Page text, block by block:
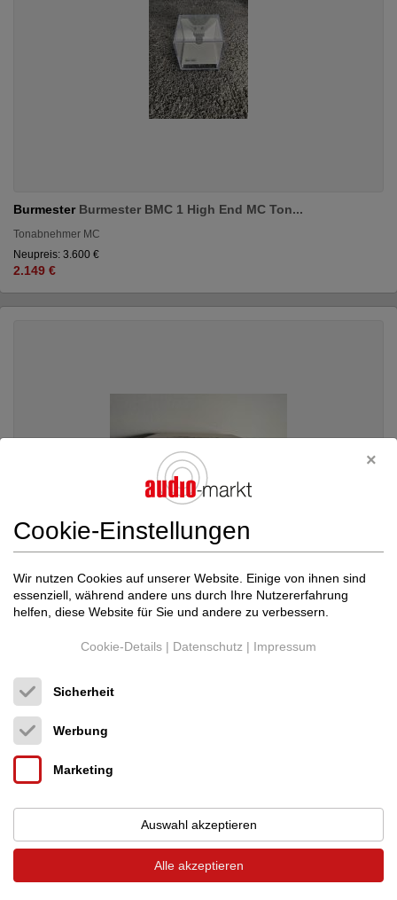
Burmester Burmester BMC 1 High End MC Ton...
Tonabnehmer MC
Neupreis: 3.600 €
2.149 €
BurmesterBurmester 032 High End Stereo V...
Transistor-Vollverstärker
11.799 €
Cookie-Einstellungen
Wir nutzen Cookies auf unserer Website. Einige von ihnen sind
essenziell, während andere uns durch Ihre Nutzererfahrung
helfen, diese Website für Sie und andere zu verbessern.
Cookie-Details | Datenschutz | Impressum
Sicherheit
Werbung
Marketing
Auswahl akzeptieren
Alle akzeptieren